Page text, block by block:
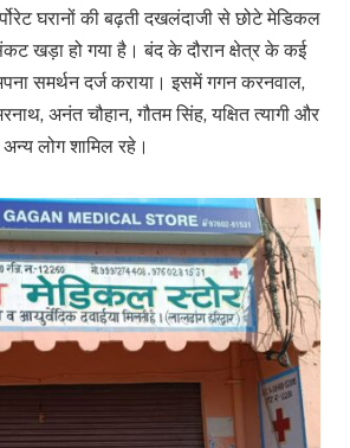
घरानों की बढ़ती दखलंदाजी से छोटे मेडिकल
खड़ा हो गया है। बंद के दौरान क्षेत्र के कई
समर्थन दर्ज कराया। इसमें गगन करनवाल,
अनंत चौहान, गौतम सिंह, यक्षित त्यागी और
लोग शामिल रहे।